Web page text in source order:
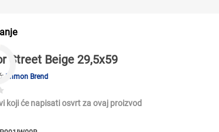
Street Beige 29,5x59
Enmon Brend
koji će napisati osvrt za ovaj proizvod